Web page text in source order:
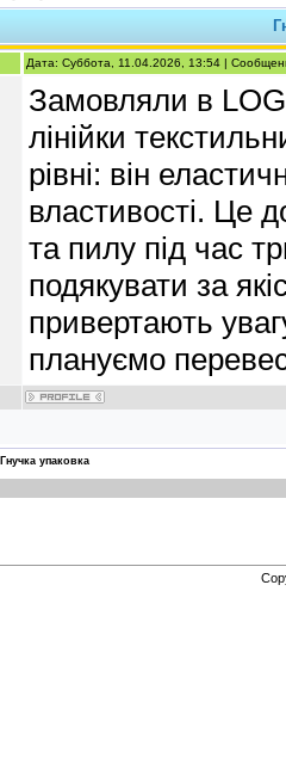
Дата: Суббота, 11.04.2026, 13:54 |
Замовляли в
лінійки
рівні: він
властивості. Це
та пилу під час
подякувати за
привертають
плануємо
Гнучка упаковка